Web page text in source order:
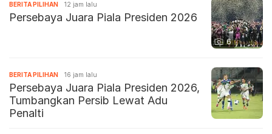
6
BERITA PILIHAN 12 jam lalu
Persebaya Juara Piala Presiden 2026
BERITA PILIHAN 16 jam lalu
Persebaya Juara Piala Presiden 2026,
Tumbangkan Persib Lewat Adu
Penalti